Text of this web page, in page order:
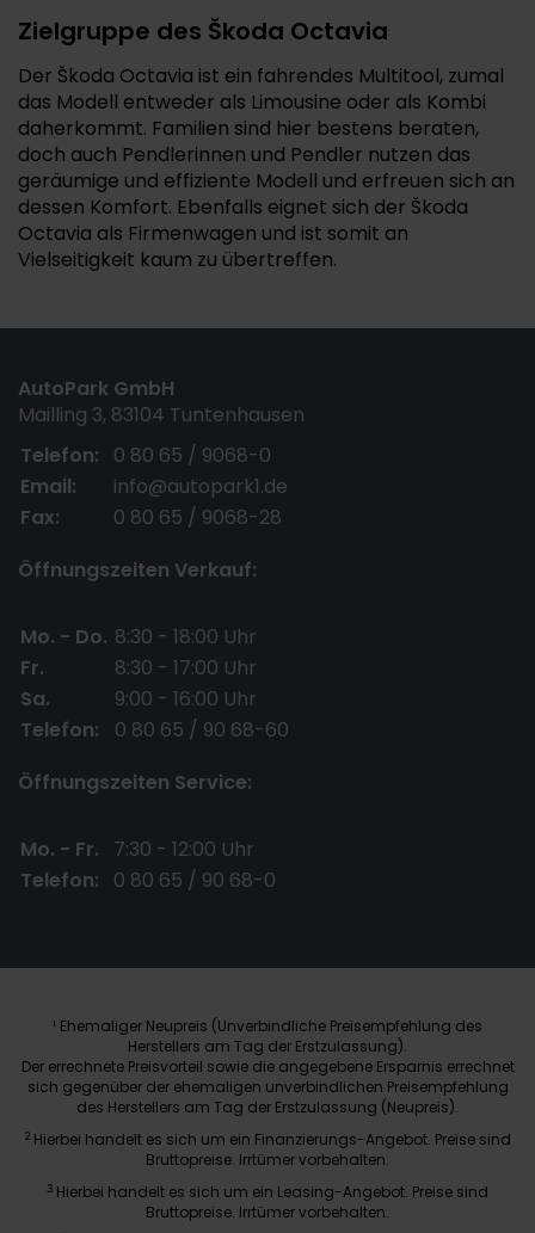
Zielgruppe des Škoda Octavia
Der Škoda Octavia ist ein fahrendes Multitool, zumal
das Modell entweder als Limousine oder als Kombi
daherkommt. Familien sind hier bestens beraten,
doch auch Pendlerinnen und Pendler nutzen das
geräumige und effiziente Modell und erfreuen sich an
dessen Komfort. Ebenfalls eignet sich der Škoda
Octavia als Firmenwagen und ist somit an
Vielseitigkeit kaum zu übertreffen.
AutoPark GmbH
Mailling 3, 83104 Tuntenhausen
Telefon:
0 80 65 / 9068-0
Email:
info@autopark1.de
Fax:
0 80 65 / 9068-28
Öffnungszeiten Verkauf:
Mo. - Do. 8:30 - 18:00 Uhr
Fr.
8:30 - 17:00 Uhr
Sa.
9:00 - 16:00 Uhr
Telefon:
0 80 65 / 90 68-60
Öffnungszeiten Service:
Mo. - Fr.
7:30 - 12:00 Uhr
Telefon:
0 80 65 / 90 68-0
1 Ehemaliger Neupreis (Unverbindliche Preisempfehlung des
Herstellers am Tag der Erstzulassung).
Der errechnete Preisvorteil sowie die angegebene Ersparnis errechnet
sich gegenüber der ehemaligen unverbindlichen Preisempfehlung
des Herstellers am Tag der Erstzulassung (Neupreis).
2 Hierbei handelt es sich um ein Finanzierungs-Angebot. Preise sind
Bruttopreise. Irrtümer vorbehalten.
3 Hierbei handelt es sich um ein Leasing-Angebot. Preise sind
Bruttopreise. Irrtümer vorbehalten.